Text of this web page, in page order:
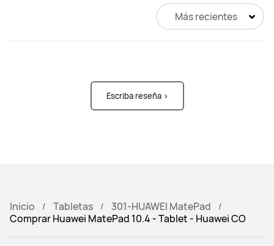
Más recientes
Escriba reseña >
Inicio Tabletas
301-HUAWEI MatePad
Comprar Huawei MatePad 10.4 - Tablet - Huawei CO